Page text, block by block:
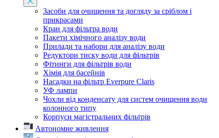
Засоби для очищення та догляду за сріблом і
прикрасами
Кран для фільтра води
Пакети хімічного аналізу води
Прилади та набори для аналізу води
Редуктори тиску води для фільтрів
Фітинги для фільтрів води
Хімія для басейнів
Насадки на фільтр Everpure Claris
УФ лампи
Чохли від конденсату для систем очищення води
колонного типу
Корпуси магістральних фільтрів
Автономне живлення